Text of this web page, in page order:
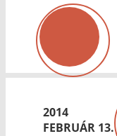
2014
FEBRUÁR 13.